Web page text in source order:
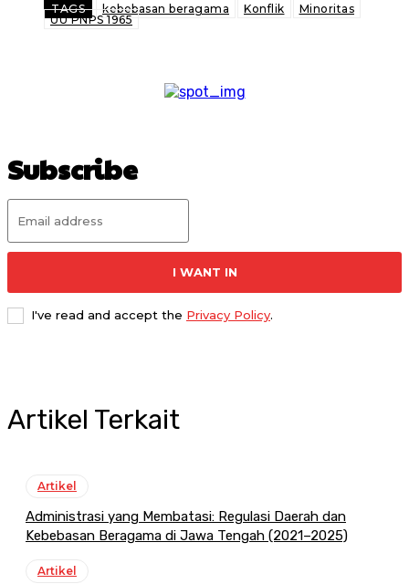
TAGS kebebasan beragama Konflik
Minoritas
UU PNPS 1965
Subscribe
I WANT IN
I've read and accept the Privacy Policy.
Artikel Terkait
Artikel
Administrasi yang Membatasi: Regulasi Daerah dan
Kebebasan Beragama di Jawa Tengah (2021–2025)
Artikel